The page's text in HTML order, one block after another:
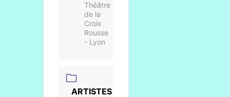
Théâtre
de la
Croix
Rousse
- Lyon
ARTISTES